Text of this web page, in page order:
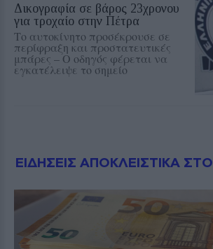
Δικογραφία σε βάρος 23χρονου
για τροχαίο στην Πέτρα
Το αυτοκίνητο προσέκρουσε σε
περίφραξη και προστατευτικές
μπάρες – Ο οδηγός φέρεται να
εγκατέλειψε το σημείο
ΕΙΔΗΣΕΙΣ ΑΠΟΚΛΕΙΣΤΙΚΑ ΣΤΟ